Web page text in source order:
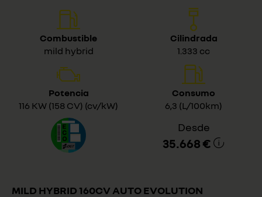
Combustible
mild hybrid
Cilindrada
1.333 cc
Potencia
116 KW (158 CV) (cv/kW)
Consumo
6,3 (L/100km)
Desde
35.668 €
MILD HYBRID 160CV AUTO EVOLUTION